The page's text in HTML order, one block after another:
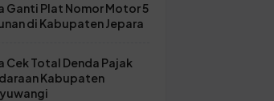
Ganti Plat Nomor Motor 5
di Kabupaten Jepara
Cek Total Denda Pajak
Kabupaten